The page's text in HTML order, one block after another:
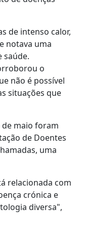
de intenso calor,
notava uma
saúde.
o
não é possível
situações que
maio foram
de Doentes
uma
relacionada com
crónica e
diversa",